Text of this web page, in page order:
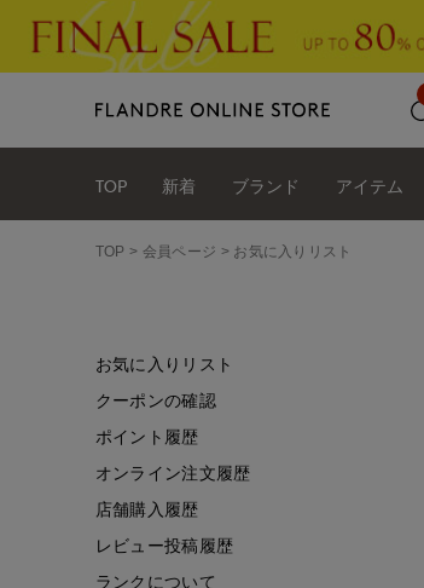
TOP 新着 ブランド アイテム
TOP 会員ページ お気に入りリスト
お気に入りリスト
クーポンの確認
ポイント履歴
オンライン注文履歴
店舗購入履歴
レビュー投稿履歴
ランクについて